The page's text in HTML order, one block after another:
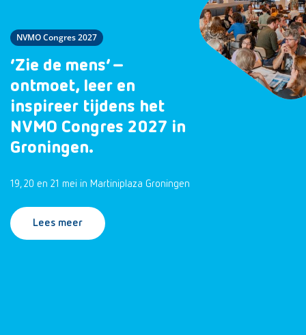
NVMO Congres 2027
‘Zie de mens’ –
ontmoet, leer en
inspireer tijdens het
NVMO Congres 2027 in
Groningen.
19, 20 en 21 mei in Martiniplaza Groningen
Lees meer